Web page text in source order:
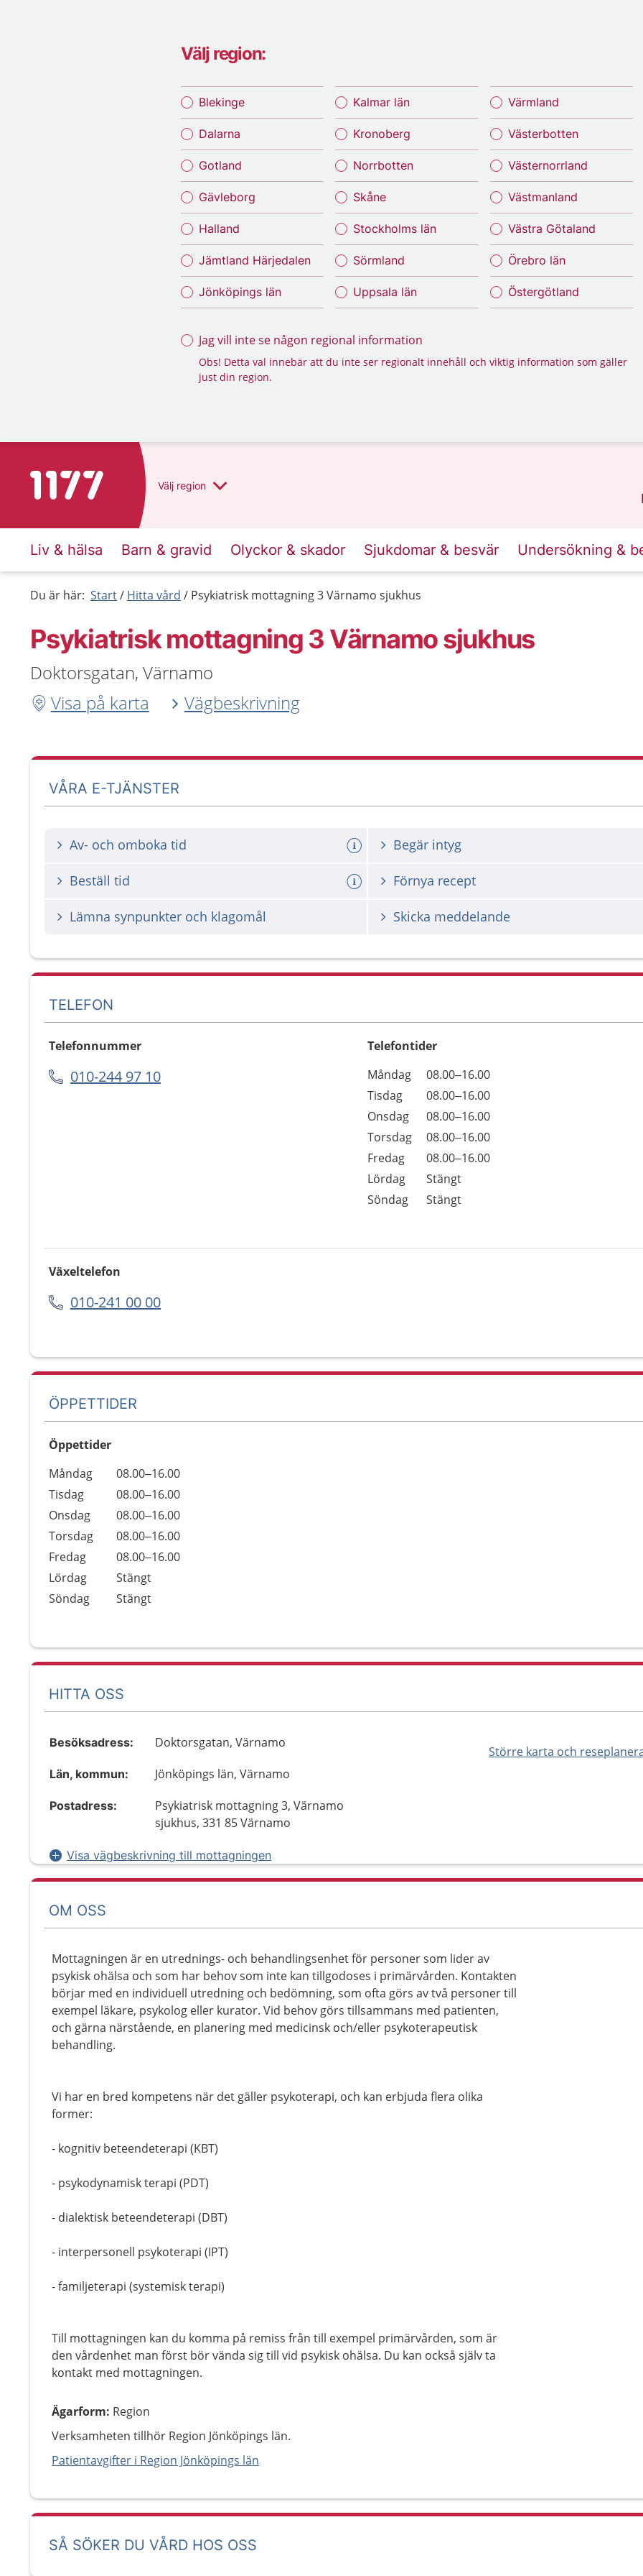
Välj region:
Blekinge
Dalarna
Gotland
Gävleborg
Halland
Jämtland Härjedalen
Jönköpings län
Kalmar län
Kronoberg
Norrbotten
Skåne
Stockholms län
Sörmland
Uppsala län
Värmland
Västerbotten
Västernorrland
Västmanland
Västra Götaland
Örebro län
Östergötland
Jag vill inte se någon regional information
Obs! Detta val innebär att du inte ser regionalt innehåll och viktig information som gäller
just din region.
Till startsidan för 1177 Välj region
Liv & hälsa Barn & gravid Olyckor & skador Sjukdomar & besvär Undersökning &
Du är här: Start Hitta vård Psykiatrisk mottagning 3 Värnamo sjukhus
Psykiatrisk mottagning 3 Värnamo sjukhus
Doktorsgatan, Värnamo
Visa på karta
Vägbeskrivning
VÅRA E-TJÄNSTER
Av- och omboka tid Begär intyg
Beställ tid Förnya recept
Lämna synpunkter och klagomål Skicka meddelande
TELEFON
Telefonnummer
010-244 97 10
Telefontider
Dag
Öppettider
Kommentarer
Måndag
08.00–16.00
Tisdag
08.00–16.00
Onsdag
08.00–16.00
Torsdag
08.00–16.00
Fredag
08.00–16.00
Lördag
Stängt
Söndag
Stängt
Växeltelefon
010-241 00 00
ÖPPETTIDER
Öppettider
Dag
Öppettider
Kommentarer
Måndag
08.00–16.00
Tisdag
08.00–16.00
Onsdag
08.00–16.00
Torsdag
08.00–16.00
Fredag
08.00–16.00
Lördag
Stängt
Söndag
Stängt
HITTA OSS
Större karta och
Besöksadress: Doktorsgatan, Värnamo
Län, kommun: Jönköpings län, Värnamo
Postadress:
Psykiatrisk mottagning 3, Värnamo
sjukhus, 331 85 Värnamo
Visa vägbeskrivning till mottagningen
OM OSS
Mottagningen är en utrednings- och behandlingsenhet för personer som lider av
psykisk ohälsa och som har behov som inte kan tillgodoses i primärvården. Kontakten
börjar med en individuell utredning och bedömning, som ofta görs av två personer till
exempel läkare, psykolog eller kurator. Vid behov görs tillsammans med patienten,
och gärna närstående, en planering med medicinsk och/eller psykoterapeutisk
behandling.
Vi har en bred kompetens när det gäller psykoterapi, och kan erbjuda flera olika
former:
- kognitiv beteendeterapi (KBT)
- psykodynamisk terapi (PDT)
- dialektisk beteendeterapi (DBT)
- interpersonell psykoterapi (IPT)
- familjeterapi (systemisk terapi)
Till mottagningen kan du komma på remiss från till exempel primärvården, som är
den vårdenhet man först bör vända sig till vid psykisk ohälsa. Du kan också själv ta
kontakt med mottagningen.
Ägarform: Region
Verksamheten tillhör Region Jönköpings län.
Patientavgifter i Region Jönköpings län
SÅ SÖKER DU VÅRD HOS OSS